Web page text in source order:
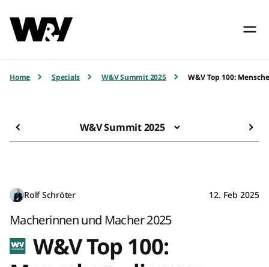
Home Specials W&V Summit 2025 W&V Top 100:
W&V Summit 2025
Rolf Schröter 12. Feb 2025
Macherinnen und Macher 2025
W&V Top 100: